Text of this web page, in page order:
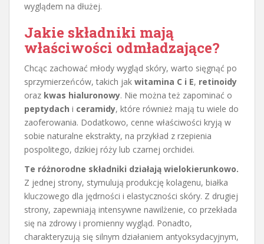
wyglądem na dłużej.
Jakie składniki mają
właściwości odmładzające?
Chcąc zachować młody wygląd skóry, warto sięgnąć po
sprzymierzeńców, takich jak witamina C i E, retinoidy
oraz kwas hialuronowy. Nie można też zapominać o
peptydach i ceramidy, które również mają tu wiele do
zaoferowania. Dodatkowo, cenne właściwości kryją w
sobie naturalne ekstrakty, na przykład z rzepienia
pospolitego, dzikiej róży lub czarnej orchidei.
Te różnorodne składniki działają wielokierunkowo.
Z jednej strony, stymulują produkcję kolagenu, białka
kluczowego dla jędrności i elastyczności skóry. Z drugiej
strony, zapewniają intensywne nawilżenie, co przekłada
się na zdrowy i promienny wygląd. Ponadto,
charakteryzują się silnym działaniem antyoksydacyjnym,